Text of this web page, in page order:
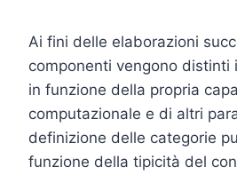
Ai fini delle elaborazioni
componenti vengono distinti
in funzione della propria
computazionale e di altri
definizione delle categorie
funzione della tipicità del